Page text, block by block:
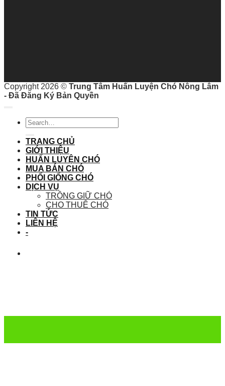
Copyright 2026 © Trung Tâm Huấn Luyện Chó Nông Lâm
- Đã Đăng Ký Bản Quyền
TRANG CHỦ
GIỚI THIỆU
HUẤN LUYỆN CHÓ
MUA BÁN CHÓ
PHỐI GIỐNG CHÓ
DỊCH VỤ
TRÔNG GIỮ CHÓ
CHO THUÊ CHÓ
TIN TỨC
LIÊN HỆ
-